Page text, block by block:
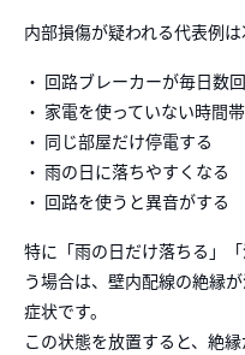
内部損傷が疑われる代表例は
・ 回路ブレーカーが毎日数
・ 家電を使っていない時間
・ 同じ部屋だけ停電する
・ 雨の日に落ちやすくなる
・ 回路を使うと異音がする
特に「雨の日だけ落ちる」
う場合は、壁内配線の絶縁
症状です。
この状態を放置すると、絶